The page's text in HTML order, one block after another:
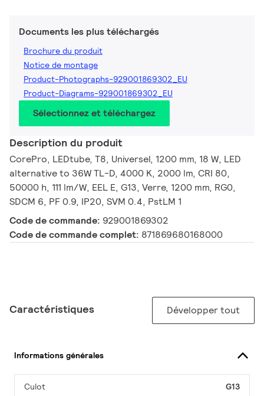
Documents les plus téléchargés
Brochure du produit
Notice de montage
Product-Photographs-929001869302_EU
Product-Diagrams-929001869302_EU
Sélectionnez et téléchargez
Description du produit
CorePro, LEDtube, T8, Universel, 1200 mm, 18 W, LED
alternative to 36W TL-D, 4000 K, 2000 lm, CRI 80,
50000 h, 111 lm/W, EEL E, G13, Verre, 1200 mm, RG0,
SDCM 6, PF 0.9, IP20, SVM 0.4, PstLM 1
Code de commande: 929001869302
Code de commande complet: 871869680168000
Caractéristiques Développer tout
Informations générales
Culot G13